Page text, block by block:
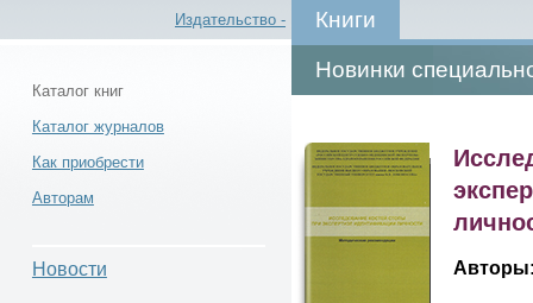
Издательство - Книги
Каталог книг
Каталог журналов
Как приобрести
Авторам
Новости
Новинки